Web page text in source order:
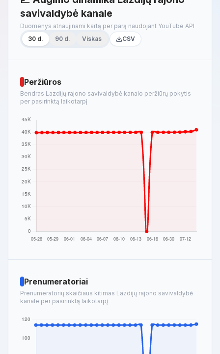
savivaldybė kanale
Duomenys atnaujinami kartą per parą naudojant YouTube API
30 d.
90 d. Viskas CSV
Peržiūros
Bendras Lazdijų rajono savivaldybė kanalo peržiūrų pokytis
per pasirinktą laikotarpį
Prenumeratoriai
Prenumeratorių skaičiaus kitimas Lazdijų rajono savivaldybė
kanale per pasirinktą laikotarpį